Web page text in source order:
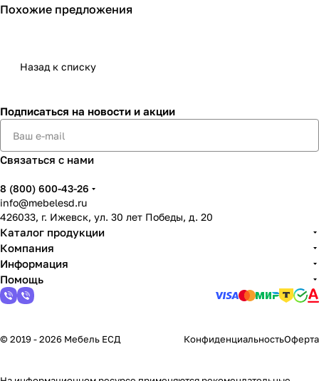
Похожие предложения
Назад к списку
Подписаться на новости и акции
Связаться с нами
8 (800) 600-43-26
info@mebelesd.ru
426033, г. Ижевск, ул. 30 лет Победы, д. 20
Каталог продукции
Компания
Информация
Помощь
© 2019 - 2026 Мебель ЕСД КонфиденциальностьОферта